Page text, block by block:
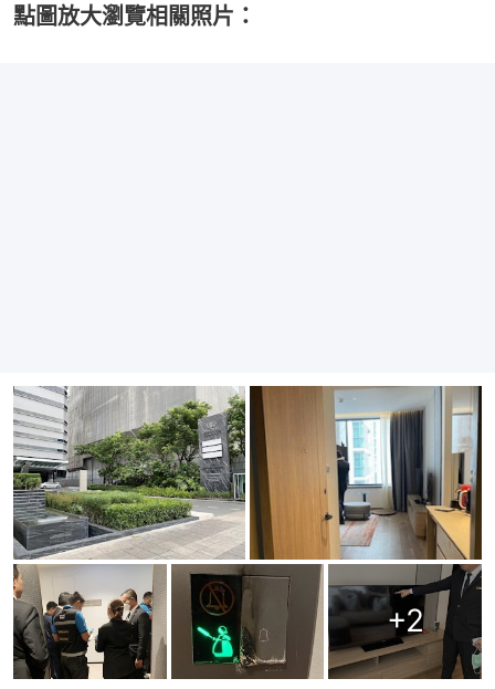
點圖放大瀏覽相關照片：
+2